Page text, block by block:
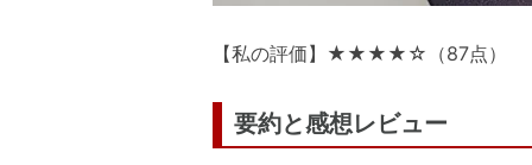
【私の評価】★★★★☆（87点）
要約と感想レビュー